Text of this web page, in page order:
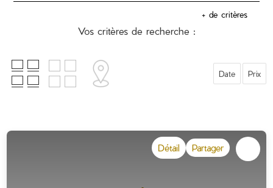
+ de critères
Vos critères de recherche :
Date Prix
Détail Partager